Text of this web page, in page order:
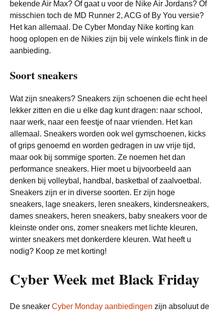
bekende Air Max? Of gaat u voor de Nike Air Jordans? Of
misschien toch de MD Runner 2, ACG of By You versie?
Het kan allemaal. De Cyber Monday Nike korting kan
hoog oplopen en de Nikies zijn bij vele winkels flink in de
aanbieding.
Soort sneakers
Wat zijn sneakers? Sneakers zijn schoenen die echt heel
lekker zitten en die u elke dag kunt dragen: naar school,
naar werk, naar een feestje of naar vrienden. Het kan
allemaal. Sneakers worden ook wel gymschoenen, kicks
of grips genoemd en worden gedragen in uw vrije tijd,
maar ook bij sommige sporten. Ze noemen het dan
performance sneakers. Hier moet u bijvoorbeeld aan
denken bij volleybal, handbal, basketbal of zaalvoetbal.
Sneakers zijn er in diverse soorten. Er zijn hoge
sneakers, lage sneakers, leren sneakers, kindersneakers,
dames sneakers, heren sneakers, baby sneakers voor de
kleinste onder ons, zomer sneakers met lichte kleuren,
winter sneakers met donkerdere kleuren. Wat heeft u
nodig? Koop ze met korting!
Cyber Week met Black Friday
De sneaker Cyber Monday aanbiedingen zijn absoluut de